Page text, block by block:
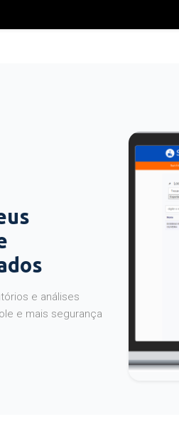
e análises
e mais segurança